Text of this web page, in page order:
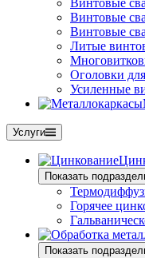
Винтовые
Винтовые
Винтовые
Литые
Оголовки
Усиленные
Услуги
Показать
Горячее
Показать